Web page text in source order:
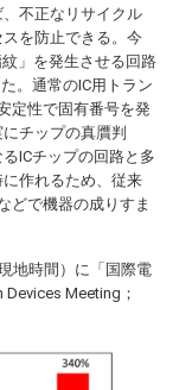
不正なリサイクル
を防止できる。今
」を発生させる回路
。通常のIC用トラン
定性で固有番号を発
チップの真贋判
ICチップの回路と多
作れるため、従来
どで機器の成りすま
地時間）に「国際電
Meeting；